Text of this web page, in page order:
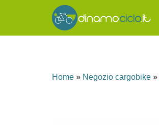
Home » Negozio cargobike »